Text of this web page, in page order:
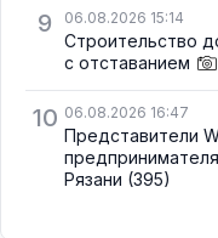
9 06.08.2026 15:14
Строительство
с отставанием
10 06.08.2026 16:47
Представители
Рязани (395)